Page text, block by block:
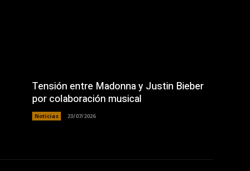
Tensión entre Madonna y Justin Bieber
por colaboración musical
Noticias 23/07/2026